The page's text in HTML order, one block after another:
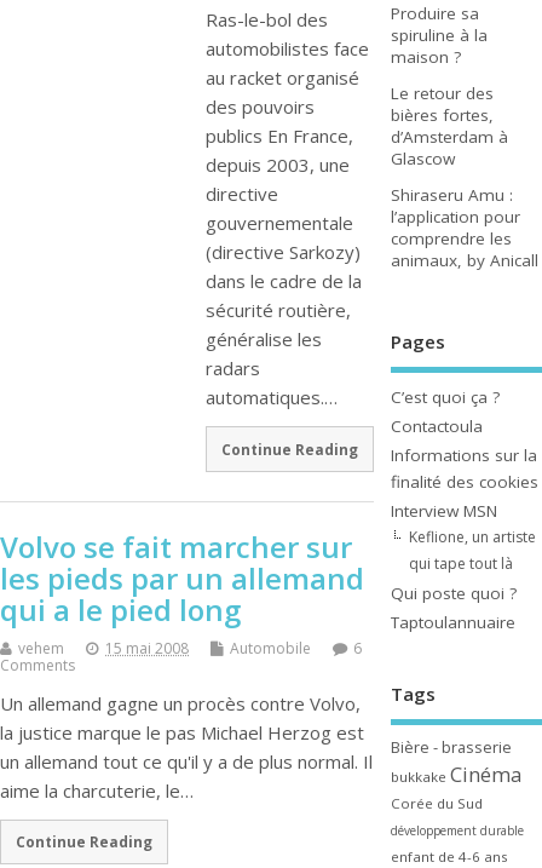
Ras-le-bol des
automobilistes face
au racket organisé
des pouvoirs
publics En France,
depuis 2003, une
directive
gouvernementale
(directive Sarkozy)
dans le cadre de la
sécurité routière,
généralise les
radars
automatiques.…
Continue Reading
Volvo se fait marcher sur
les pieds par un allemand
qui a le pied long
vehem 15 mai 2008 Automobile
6
Comments
Un allemand gagne un procès contre Volvo,
la justice marque le pas Michael Herzog est
un allemand tout ce qu'il y a de plus normal. Il
aime la charcuterie, le…
Continue Reading
Produire sa
spiruline à la
maison ?
Le retour des
bières fortes,
d’Amsterdam à
Glascow
Shiraseru Amu :
l’application pour
comprendre les
animaux, by Anicall
Pages
C’est quoi ça ?
Contactoula
Informations sur la
finalité des cookies
Interview MSN
Keflione, un artiste
qui tape tout là
Qui poste quoi ?
Taptoulannuaire
Tags
Bière - brasserie
bukkake Cinéma
Corée du Sud
développement durable
enfant de 4-6 ans